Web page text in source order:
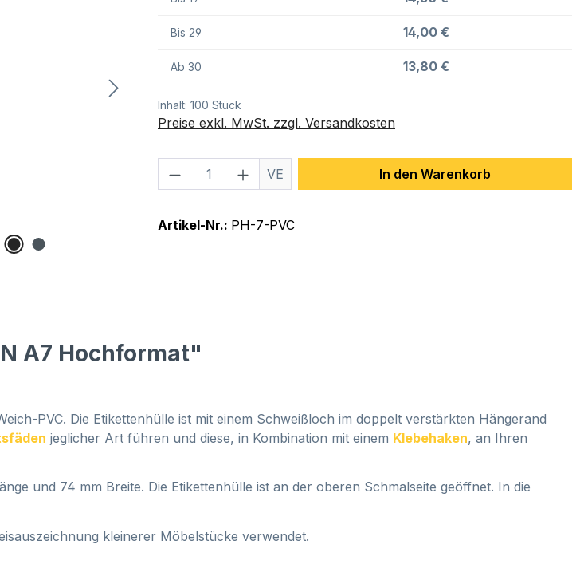
Bis 29 14,00 €
Ab 30 13,80 €
Inhalt: 100 Stück
Preise exkl. MwSt. zzgl. Versandkosten
Produkt Anzahl: Gib den gewünschten Wert
VE In den Warenkorb
Artikel-Nr.: PH-7-PVC
A7 Hochformat"
PVC. Die Etikettenhülle ist mit einem Schweißloch im doppelt verstärkten Hängerand
jeglicher Art führen und diese, in Kombination mit einem Klebehaken, an Ihren
und 74 mm Breite. Die Etikettenhülle ist an der oberen Schmalseite geöffnet. In die
kleinerer Möbelstücke verwendet.